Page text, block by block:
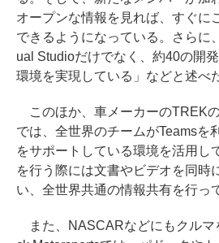
オープンな情報を見れば、すぐに
できるようになっている。さらに
ual Studioだけでなく、約40の開
環境を実現している」などと述べ
このほか、車メーカーのTREK
では、全世界のチームがTeamsを
をサポートしている環境を活用し
を行う際には文書やビデオを同時
い、全世界共通の情報共有を行っ
また、NASCARなどにもクルマ